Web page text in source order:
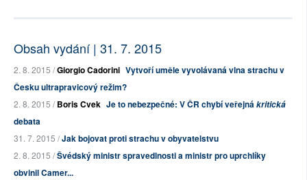
Obsah vydání | 31. 7. 2015
2. 8. 2015 /Giorgio Cadorini Vytvoří uměle vyvolávaná vlna strachu v
Česku ultrapravicový režim?
2. 8. 2015 /Boris Cvek Je to nebezpečné: V ČR chybí veřejnákritická
debata
31. 7. 2015 /Jak bojovat proti strachu v obyvatelstvu
2. 8. 2015 /Švédský ministr spravedlnosti a ministr pro uprchlíky
obvinil Camer...